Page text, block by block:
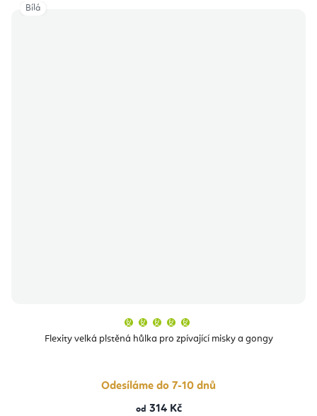
Flexity velká plstěná hůlka pro zpívající misky a gongy
produktu
je
hvězdiček.
Odesíláme do 7-10 dnů
od 314 Kč
Bílá